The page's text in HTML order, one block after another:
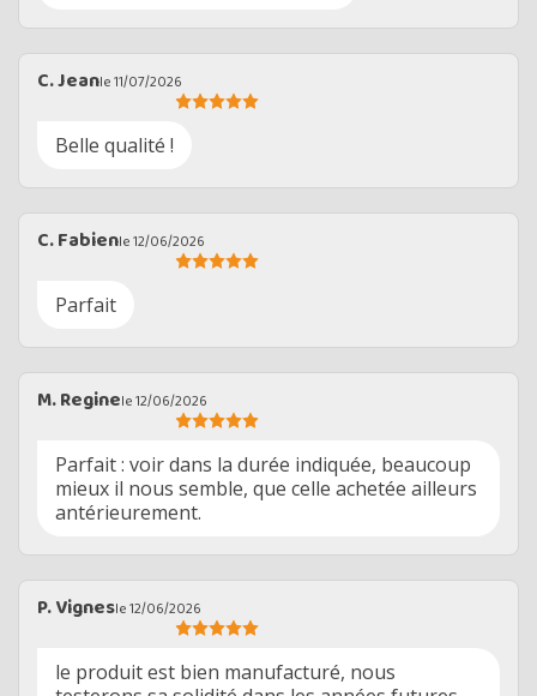
C. Jeanle 11/07/2026
Belle qualité !
C. Fabienle 12/06/2026
Parfait
M. Reginele 12/06/2026
Parfait : voir dans la durée indiquée, beaucoup
mieux il nous semble, que celle achetée ailleurs
antérieurement.
P. Vignesle 12/06/2026
le produit est bien manufacturé, nous